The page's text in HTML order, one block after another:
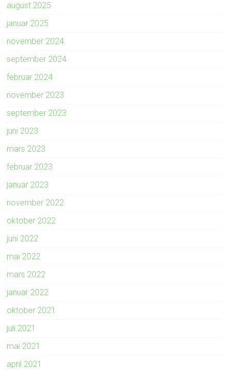
august 2025
januar 2025
november 2024
september 2024
februar 2024
november 2023
september 2023
juni 2023
mars 2023
februar 2023
januar 2023
november 2022
oktober 2022
juni 2022
mai 2022
mars 2022
januar 2022
oktober 2021
juli 2021
mai 2021
april 2021